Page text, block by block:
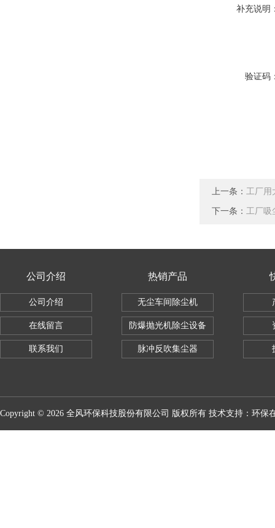
补充说明
验证码
上一条： 工厂
下一条： 工厂
公司介绍
公司介绍
在线留言
联系我们
热销产品
无尘车间除尘机
防爆抛光机除尘设备
脉冲反吹集尘器
Copyright © 2026 全风环保科技股份有限公司 版权所有 技术支持： 环保